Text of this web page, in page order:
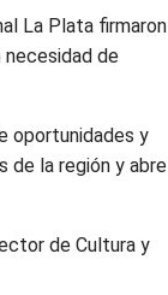
La Plata firmaron
necesidad de
oportunidades y
de la región y abre
de Cultura y